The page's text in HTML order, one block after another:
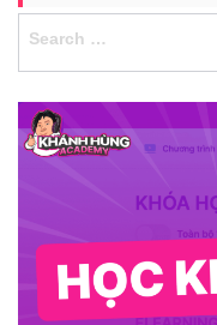
Search